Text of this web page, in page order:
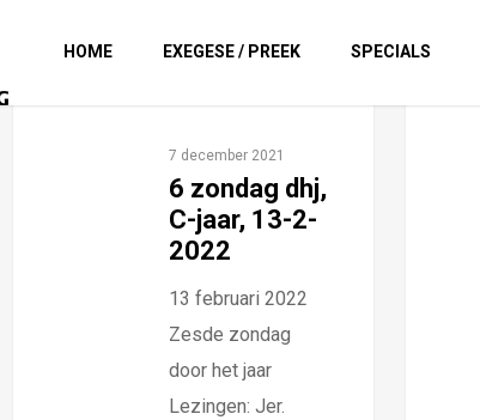
HOME EXEGESE / PREEK SPECIALS
7 december 2021
6 zondag dhj,
C-jaar, 13-2-
2022
13 februari 2022
Zesde zondag
door het jaar
Lezingen: Jer.